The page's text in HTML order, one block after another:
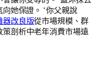
她保證。 “你父親說
器改良版從市場規模、群
剖析中老年消費市場遠